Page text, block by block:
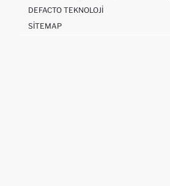
DEFACTO TEKNOLOJI
SITEMAP